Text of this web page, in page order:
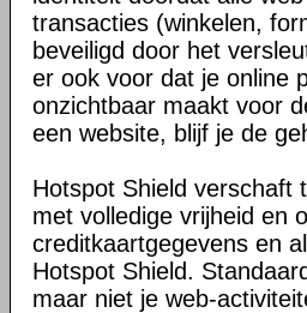
transacties (winkelen,
beveiligd door het
er ook voor dat je online
onzichtbaar maakt voor
een website, blijf je de
Hotspot Shield verschaft
met volledige vrijheid en
creditkaartgegevens en
Hotspot Shield.
maar niet je web-